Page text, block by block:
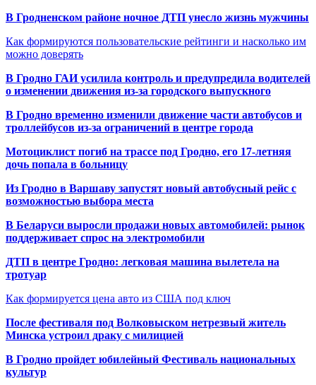
В Гродненском районе ночное ДТП унесло жизнь мужчины
Как формируются пользовательские рейтинги и насколько им
можно доверять
В Гродно ГАИ усилила контроль и предупредила водителей
о изменении движения из-за городского выпускного
В Гродно временно изменили движение части автобусов и
троллейбусов из-за ограничений в центре города
Мотоциклист погиб на трассе под Гродно, его 17-летняя
дочь попала в больницу
Из Гродно в Варшаву запустят новый автобусный рейс с
возможностью выбора места
В Беларуси выросли продажи новых автомобилей: рынок
поддерживает спрос на электромобили
ДТП в центре Гродно: легковая машина вылетела на
тротуар
Как формируется цена авто из США под ключ
После фестиваля под Волковыском нетрезвый житель
Минска устроил драку с милицией
В Гродно пройдет юбилейный Фестиваль национальных
культур